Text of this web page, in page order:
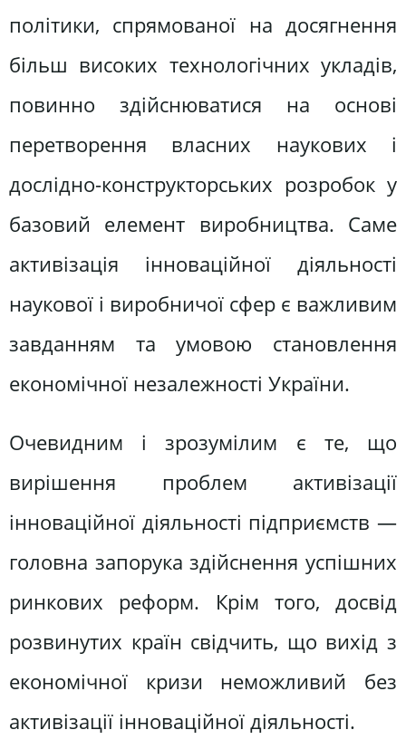
політики, спрямованої на досягнення
більш високих технологічних укладів,
повинно здійснюватися на основі
перетворення власних наукових і
дослідно-конструкторських розробок у
базовий елемент виробництва. Саме
активізація інноваційної діяльності
наукової і виробничої сфер є важливим
завданням та умовою становлення
економічної незалежності України.
Очевидним і зрозумілим є те, що
вирішення проблем активізації
інноваційної діяльності підприємств —
головна запорука здійснення успішних
ринкових реформ. Крім того, досвід
розвинутих країн свідчить, що вихід з
економічної кризи неможливий без
активізації інноваційної діяльності.